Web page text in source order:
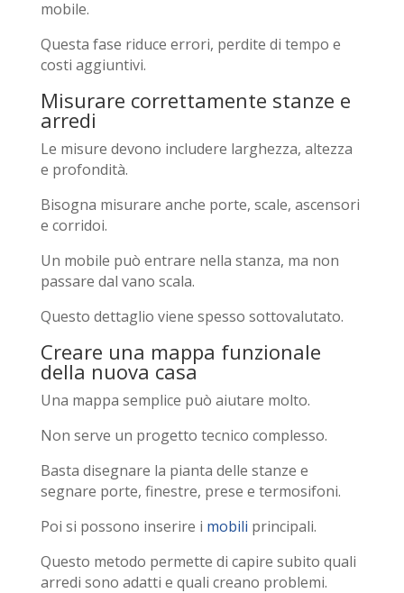
mobile.
Questa fase riduce errori, perdite di tempo e
costi aggiuntivi.
Misurare correttamente stanze e
arredi
Le misure devono includere larghezza, altezza
e profondità.
Bisogna misurare anche porte, scale, ascensori
e corridoi.
Un mobile può entrare nella stanza, ma non
passare dal vano scala.
Questo dettaglio viene spesso sottovalutato.
Creare una mappa funzionale
della nuova casa
Una mappa semplice può aiutare molto.
Non serve un progetto tecnico complesso.
Basta disegnare la pianta delle stanze e
segnare porte, finestre, prese e termosifoni.
Poi si possono inserire i mobili principali.
Questo metodo permette di capire subito quali
arredi sono adatti e quali creano problemi.